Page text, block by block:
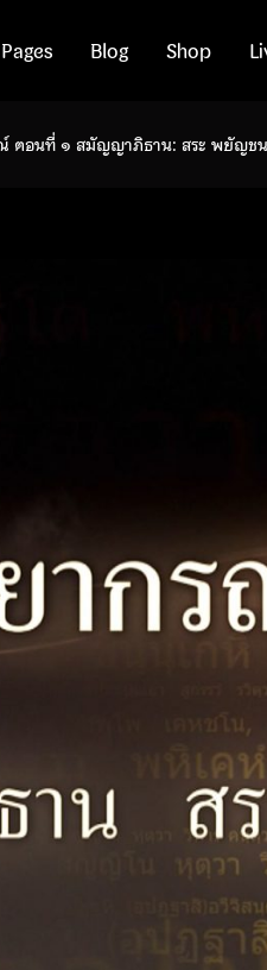
Pages Blog Shop
ตอนที่ ๑ สมัญญาภิธาน: สระ พยัญช